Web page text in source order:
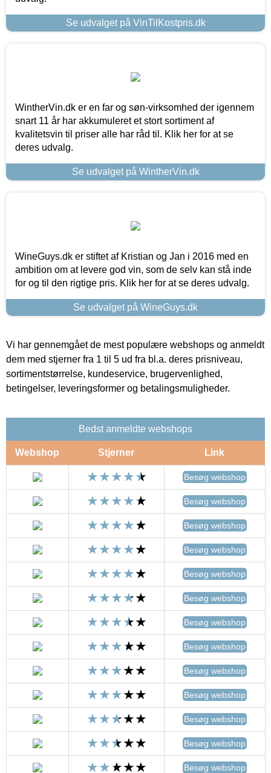
Se udvalget på VinTilKostpris.dk
WintherVin.dk er en far og søn-virksomhed der igennem
snart 11 år har akkumuleret et stort sortiment af
kvalitetsvin til priser alle har råd til. Klik her for at se
deres udvalg.
Se udvalget på WintherVin.dk
WineGuys.dk er stiftet af Kristian og Jan i 2016 med en
ambition om at levere god vin, som de selv kan stå inde
for og til den rigtige pris. Klik her for at se deres udvalg.
Se udvalget på WineGuys.dk
Vi har gennemgået de mest populære webshops og anmeldt
dem med stjerner fra 1 til 5 ud fra bl.a. deres prisniveau,
sortimentstørrelse, kundeservice, brugervenlighed,
betingelser, leveringsformer og betalingsmuligheder.
Bedst anmeldte webshops
Webshop Stjerner Link
Besøg webshop
Besøg webshop
Besøg webshop
Besøg webshop
Besøg webshop
Besøg webshop
Besøg webshop
Besøg webshop
Besøg webshop
Besøg webshop
Besøg webshop
Besøg webshop
Besøg webshop